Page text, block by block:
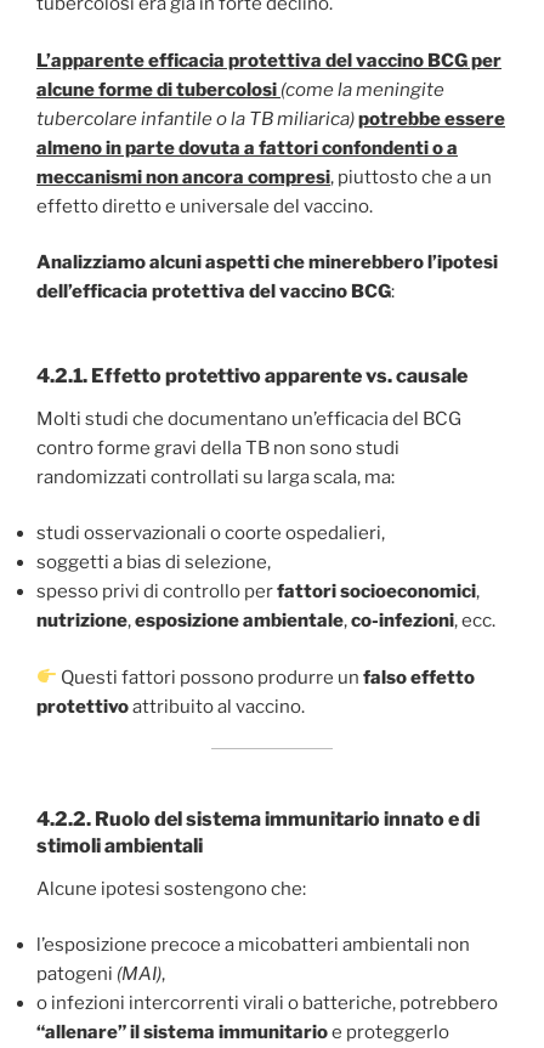
L’apparente efficacia protettiva del vaccino BCG per
alcune forme di tubercolosi (come la meningite
tubercolare infantile o la TB miliarica)potrebbe essere
almeno in parte dovuta a fattori confondenti o a
meccanismi non ancora compresi, piuttosto che a un
effetto diretto e universale del vaccino.
Analizziamo alcuni aspetti che minerebbero l’ipotesi
dell’efficacia protettiva del vaccino BCG:
4.2.1. Effetto protettivo apparente vs. causale
Molti studi che documentano un’efficacia del BCG
contro forme gravi della TB non sono studi
randomizzati controllati su larga scala, ma:
studi osservazionali o coorte ospedalieri,
soggetti a bias di selezione,
spesso privi di controllo perfattori socioeconomici,
nutrizione,esposizione ambientale,co-infezioni, ecc.
Questi fattori possono produrre unfalso effetto
protettivoattribuito al vaccino.
4.2.2. Ruolo del sistema immunitario innato e di
stimoli ambientali
Alcune ipotesi sostengono che:
l’esposizione precoce a micobatteri ambientali non
patogeni (MAI),
o infezioni intercorrenti virali o batteriche, potrebbero
“allenare” il sistema immunitarioe proteggerlo